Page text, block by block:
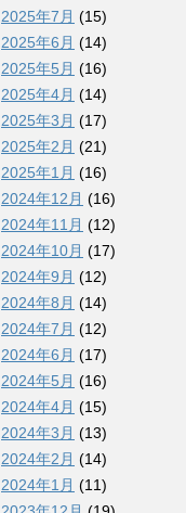
2025年7月 (15)
2025年6月 (14)
2025年5月 (16)
2025年4月 (14)
2025年3月 (17)
2025年2月 (21)
2025年1月 (16)
2024年12月 (16)
2024年11月 (12)
2024年10月 (17)
2024年9月 (12)
2024年8月 (14)
2024年7月 (12)
2024年6月 (17)
2024年5月 (16)
2024年4月 (15)
2024年3月 (13)
2024年2月 (14)
2024年1月 (11)